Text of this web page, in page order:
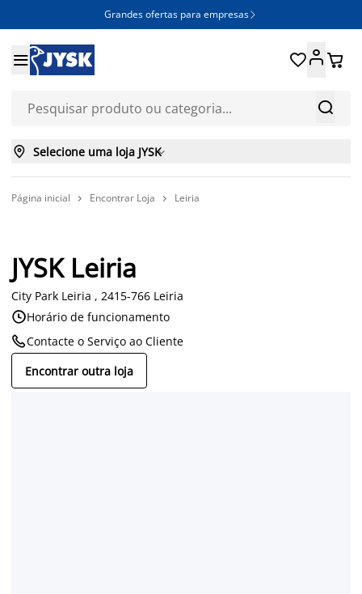
Grandes ofertas para empresas 


 
 Selecione uma loja JYSK
Página inicial  Encontrar Loja  Leiria
JYSK Leiria
City Park Leiria , 2415-766 Leiria
Horário de funcionamento
Contacte o Serviço ao Cliente
Encontrar outra loja